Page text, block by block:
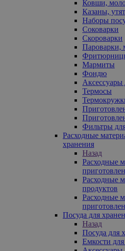
Ковши,
Казаны,
Наборы
Соковарки
Скороварки
Пароварки,
Мармиты
Фондю
Аксессуары
Термосы
Фильтры
Расходные
хранения
Назад
Расходные
Расходные
продуктов
Расходные
Посуда для
Назад
Посуда для
Емкости